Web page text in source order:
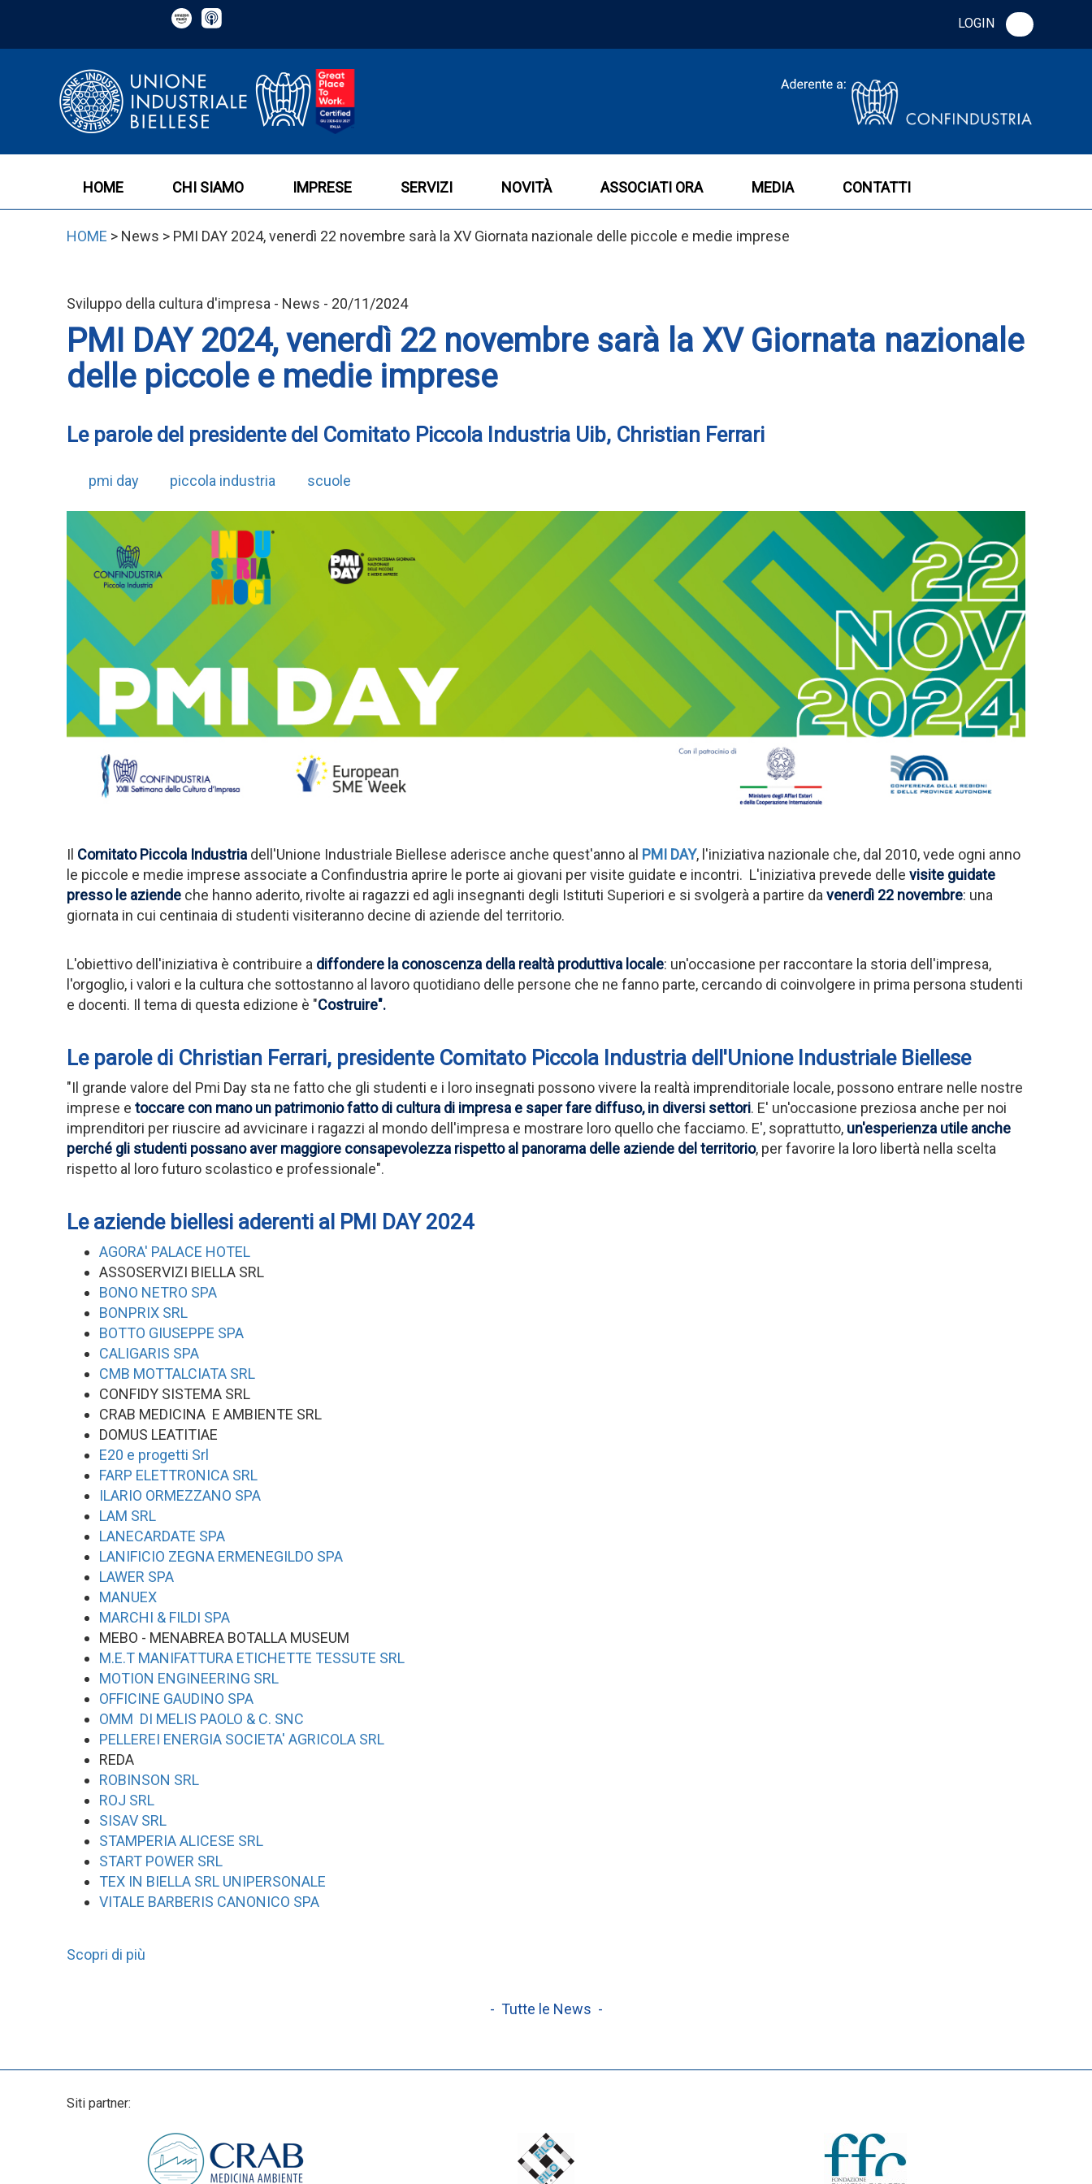
LOGIN
HOME CHI SIAMO IMPRESE SERVIZI NOVITÀ ASSOCIATI ORA MEDIA CONTATTI
HOME > News > PMI DAY 2024, venerdì 22 novembre sarà la XV Giornata nazionale delle piccole e medie imprese
Sviluppo della cultura d'impresa - News - 20/11/2024
PMI DAY 2024, venerdì 22 novembre sarà la XV Giornata nazionale
delle piccole e medie imprese
Le parole del presidente del Comitato Piccola Industria Uib, Christian Ferrari
pmi day piccola industria scuole
Il Comitato Piccola Industria dell'Unione Industriale Biellese aderisce anche quest'anno al PMI DAY, l'iniziativa nazionale che, dal 2010, vede ogni anno
le piccole e medie imprese associate a Confindustria aprire le porte ai giovani per visite guidate e incontri. L'iniziativa prevede delle visite guidate
presso le aziende che hanno aderito, rivolte ai ragazzi ed agli insegnanti degli Istituti Superiori e si svolgerà a partire da venerdì 22 novembre: una
giornata in cui centinaia di studenti visiteranno decine di aziende del territorio.
L'obiettivo dell'iniziativa è contribuire a diffondere la conoscenza della realtà produttiva locale: un'occasione per raccontare la storia dell'impresa,
l'orgoglio, i valori e la cultura che sottostanno al lavoro quotidiano delle persone che ne fanno parte, cercando di coinvolgere in prima persona studenti
e docenti. Il tema di questa edizione è "Costruire".
Le parole di Christian Ferrari, presidente Comitato Piccola Industria dell'Unione Industriale Biellese
"Il grande valore del Pmi Day sta ne fatto che gli studenti e i loro insegnati possono vivere la realtà imprenditoriale locale, possono entrare nelle nostre
imprese e toccare con mano un patrimonio fatto di cultura di impresa e saper fare diffuso, in diversi settori. E' un'occasione preziosa anche per noi
imprenditori per riuscire ad avvicinare i ragazzi al mondo dell'impresa e mostrare loro quello che facciamo. E', soprattutto, un'esperienza utile anche
perché gli studenti possano aver maggiore consapevolezza rispetto al panorama delle aziende del territorio, per favorire la loro libertà nella scelta
rispetto al loro futuro scolastico e professionale".
Le aziende biellesi aderenti al PMI DAY 2024
AGORA' PALACE HOTEL
ASSOSERVIZI BIELLA SRL
BONO NETRO SPA
BONPRIX SRL
BOTTO GIUSEPPE SPA
CALIGARIS SPA
CMB MOTTALCIATA SRL
CONFIDY SISTEMA SRL
CRAB MEDICINA E AMBIENTE SRL
DOMUS LEATITIAE
E20 e progetti Srl
FARP ELETTRONICA SRL
ILARIO ORMEZZANO SPA
LAM SRL
LANECARDATE SPA
LANIFICIO ZEGNA ERMENEGILDO SPA
LAWER SPA
MANUEX
MARCHI & FILDI SPA
MEBO - MENABREA BOTALLA MUSEUM
M.E.T MANIFATTURA ETICHETTE TESSUTE SRL
MOTION ENGINEERING SRL
OFFICINE GAUDINO SPA
OMM DI MELIS PAOLO & C. SNC
PELLEREI ENERGIA SOCIETA' AGRICOLA SRL
REDA
ROBINSON SRL
ROJ SRL
SISAV SRL
STAMPERIA ALICESE SRL
START POWER SRL
TEX IN BIELLA SRL UNIPERSONALE
VITALE BARBERIS CANONICO SPA
Scopri di più
- Tutte le News -
Siti partner: